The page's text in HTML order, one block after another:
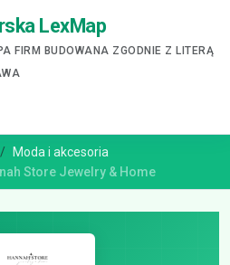
LexMap
FIRM BUDOWANA ZGODNIE Z LITERĄ
Moda i akcesoria
Store Jewelry & Home